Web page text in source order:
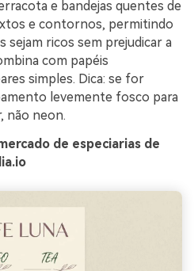
e bandejas quentes de
e contornos, permitindo
sejam ricos sem prejudicar a
com papéis
simples. Dica: se for
levemente fosco para
não neon.
de especiarias de